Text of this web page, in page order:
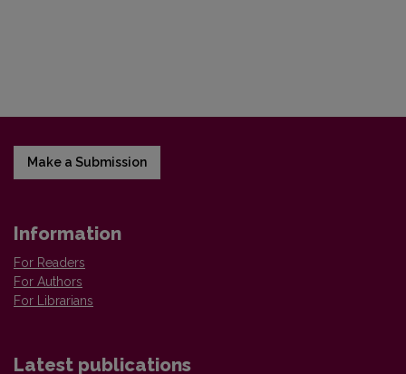
Make a Submission
Information
For Readers
For Authors
For Librarians
Latest publications